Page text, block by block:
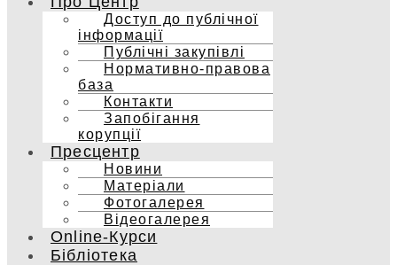
Доступ до публічної
інформації
Публічні закупівлі
Нормативно-правова
база
Контакти
Запобігання
корупції
Пресцентр
Новини
Матеріали
Фотогалерея
Відеогалерея
Online-Курси
Бібліотека